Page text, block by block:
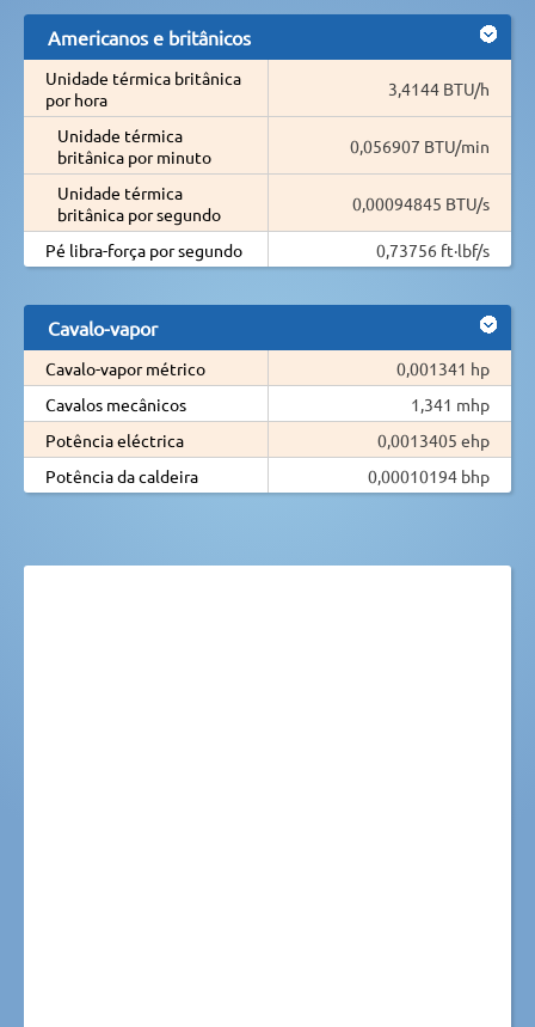
Americanos e britânicos
Unidade térmica britânica
por hora
3,4144 BTU/h
Unidade térmica
britânica por minuto
0,056907 BTU/min
Unidade térmica
britânica por segundo
0,00094845 BTU/s
Pé libra-força por segundo 0,73756 ft·lbf/s
Cavalo-vapor
Cavalo-vapor métrico
0,001341 hp
Cavalos mecânicos
1,341 mhp
Potência eléctrica
0,0013405 ehp
Potência da caldeira
0,00010194 bhp